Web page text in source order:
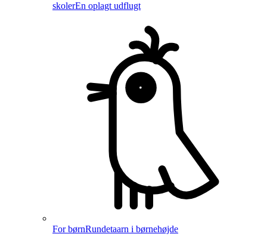
skolerEn oplagt udflugt
For børnRundetaarn i børnehøjde